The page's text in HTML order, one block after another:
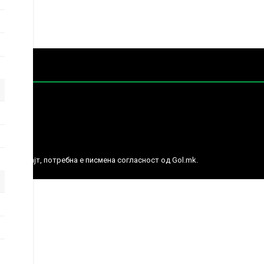
веб сајт, потребна е писмена согласност од Gol.mk.